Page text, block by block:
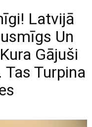
Latvijā
Un
Gājuši
Tas Turpina